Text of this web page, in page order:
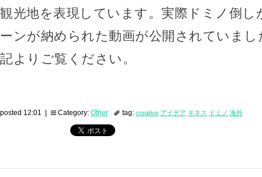
観光地を表現しています。実際ドミノ倒
ーンが納められた動画が公開されていま
記よりご覧ください。
posted 12:01 | Category: Other tag: creative アイデア ギネス ドミノ 海外